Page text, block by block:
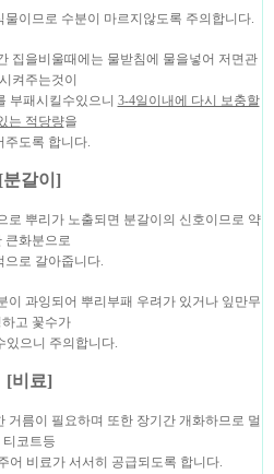
물이므로 수분이 마르지않도록 주의합니다.
집을비울때에는 물받침에 물을넣어 저면관
켜주는것이
부패시킬수있으니 3-4일이내에 다시 보충할
는 적당량을
주도록 합니다.
[분갈이]
로 뿌리가 노출되면 분갈이의 신호이므로 약
큰화분으로
으로 갈아줍니다.
이 과잉되어 뿌리부패 우려가 있거나 잎만무
하고 꽃수가
있으니 주의합니다.
[비료]
거름이 필요하며 또한 장기간 개화하므로 멀
티코트등
어 비료가 서서히 공급되도록 합니다.